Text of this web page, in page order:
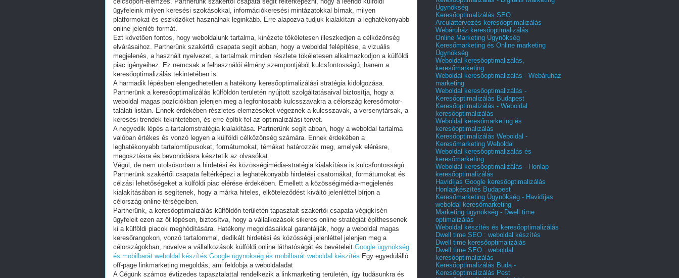
ügyfeleink milyen keresési szokásokkal, információkeresési mintázatokkal bírnak, milyen
platformokat és eszközöket használnak leginkább. Erre alapozva tudjuk kialakítani a leghatékonyabb
online jelenléti formát.
Ezt követően fontos, hogy weboldalunk tartalma, kinézete tökéletesen illeszkedjen a célközönség
elvárásaihoz. Partnerünk szakértői csapata segít abban, hogy a weboldal felépítése, a vizuális
megjelenés, a használt nyelvezet, a tartalmak minden részlete tökéletesen alkalmazkodjon a külföldi
piac igényeihez. Ez nemcsak a felhasználói élmény szempontjából kulcsfontosságú, hanem a
keresőoptimalizálás tekintetében is.
A harmadik lépésben elengedhetetlen a hatékony keresőoptimalizálási stratégia kidolgozása.
Partnerünk a keresőoptimalizálás külföldön területén nyújtott szolgáltatásaival biztosítja, hogy a
weboldal magas pozíciókban jelenjen meg a legfontosabb kulcsszavakra a célország keresőmotor-
találati listáin. Ennek érdekében részletes elemzéseket végeznek a kulcsszavak, a versenytársak, a
keresési trendek tekintetében, és erre építik fel az optimalizálási tervet.
A negyedik lépés a tartalomstratégia kialakítása. Partnerünk segít abban, hogy a weboldal tartalma
valóban értékes és vonzó legyen a külföldi célközönség számára. Ennek érdekében a
leghatékonyabb tartalomtípusokat, formátumokat, témákat határozzák meg, amelyek elérésre,
megosztásra és bevonódásra késztetik az olvasókat.
Végül, de nem utolsósorban a hirdetési és közösségimédia-stratégia kialakítása is kulcsfontosságú.
Partnerünk szakértői csapata feltérképezi a leghatékonyabb hirdetési csatornákat, formátumokat és
célzási lehetőségeket a külföldi piac elérése érdekében. Emellett a közösségimédia-megjelenés
kialakításában is segítenek, hogy a márka hiteles, elköteleződést kiváltó jelenléttel bírjon a
célország online térségeiben.
Partnerünk, a keresőoptimalizálás külföldön területén tapasztalt szakértői csapata végigkíséri
ügyfeleit ezen az öt lépésen, biztosítva, hogy a vállalkozások sikeres online stratégiát építhessenek
ki a külföldi piacok meghódítására. Hatékony megoldásaikkal garantálják, hogy a weboldal magas
keresőrangokon, vonzó tartalommal, dedikált hirdetési és közösségi jelenléttel jelenjen meg a
célországokban, növelve a vállalkozások külföldi online láthatóságát és bevételeit.Google ügynökség
és mobilbarát weboldal készítés Google ügynökség és mobilbarát weboldal készítés Egy egyedülálló
off-page linkmarketing megoldás, ami feldobja a weboldaladat
A Cégünk számos évtizedes tapasztalattal rendelkezik a linkmarketing területén, így tudásunkra és
Ügynökség
Keresőoptimalizálás SEO
Arculattervezés keresőoptimalizálás
Webáruház keresőoptimalizálás
Online Marketing Ügynökség
Keresőmarketing és Online marketing
Ügynökség
Weboldal keresőoptimalizálás,
keresőmarketing
Weboldal keresőoptimalizálás - Webáruház
marketing
Weboldal keresőoptimalizálás -
Keresőoptimalizálás Budapest
Keresőoptimalizálás - Weboldal
keresőoptimalizálás
Weboldal keresőmarketing és
keresőoptimalizálás
Keresőoptimalizálás Weboldal -
Keresőmarketing Weboldal
Weboldal keresőoptimalizálás és
keresőmarketing
Weboldal keresőoptimalizálás - Honlap
keresőoptimalizálás
Havidíjas Google keresőoptimalizálás
Honlapkészítés Budapest
Keresőmarketing Ügynökség - Havidíjas
weboldal keresőmarketing
Marketing ügynökség - Dwell time
optimalizálás
Weboldal készítés és keresőoptimalizálás
Dwell time SEO : weboldal készítés
Dwell time keresőoptimalizálás
Dwell time SEO : weboldal
keresőoptimalizálás
Keresőoptimalizálás Buda -
Keresőoptimalizálás Pest